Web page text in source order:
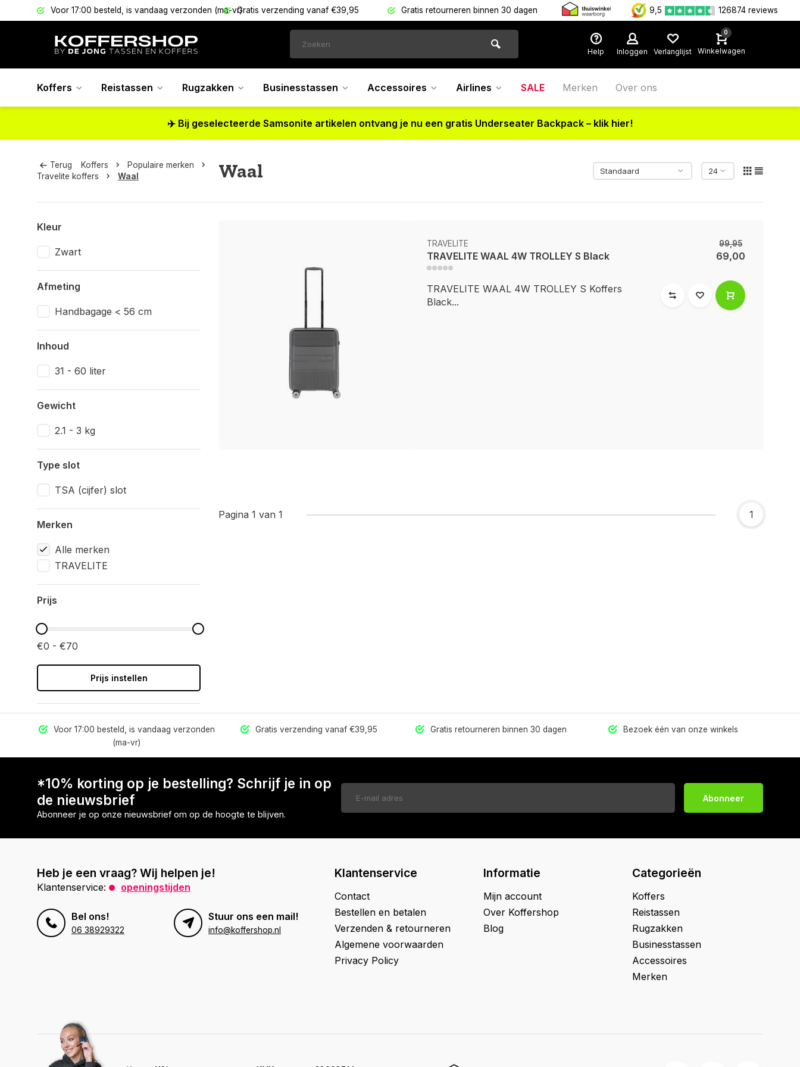
Voor 17:00 besteld, is vandaag verzonden (ma-vr)Gratis verzending vanaf €39,95 Gratis retourneren binnen 30 dagen 9,5 126874 reviews
Help Inloggen Verlanglijst
0
Winkelwagen
Koffers Reistassen Rugzakken Businesstassen Accessoires Airlines SALE Merken Over ons
✈️ Bij geselecteerde Samsonite artikelen ontvang je nu een gratis Underseater Backpack – klik hier!
Terug Koffers
Populaire merken
Travelite koffers
Waal Waal
Kleur
Zwart
Afmeting
Handbagage < 56 cm
Inhoud
31 - 60 liter
Gewicht
2.1 - 3 kg
Type slot
TSA (cijfer) slot
Merken
Alle merken
TRAVELITE
Prijs
€0 - €70
Prijs instellen
TRAVELITE
TRAVELITE WAAL 4W TROLLEY S Black
TRAVELITE WAAL 4W TROLLEY S Koffers
Black...
99,95
69,00
Pagina 1 van 1 1
Voor 17:00 besteld, is vandaag verzonden
(ma-vr)
Gratis verzending vanaf €39,95 Gratis retourneren binnen 30 dagen Bezoek één van onze winkels
*10% korting op je bestelling? Schrijf je in op
de nieuwsbrief
Abonneer je op onze nieuwsbrief om op de hoogte te blijven.
Abonneer
Heb je een vraag? Wij helpen je!
Klantenservice: openingstijden
Bel ons!
06 38929322
Stuur ons een mail!
info@koffershop.nl
Klantenservice
Contact
Bestellen en betalen
Verzenden & retourneren
Algemene voorwaarden
Privacy Policy
Informatie
Mijn account
Over Koffershop
Blog
Categorieën
Koffers
Reistassen
Rugzakken
Businesstassen
Accessoires
Merken